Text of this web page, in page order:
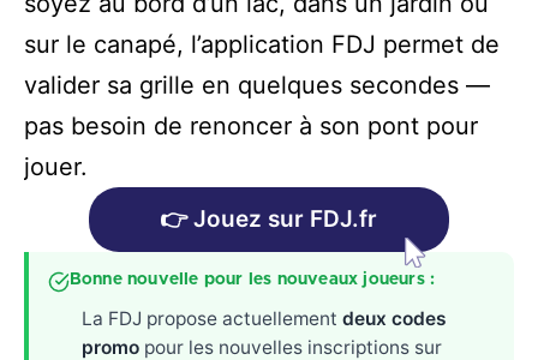
sur le canapé, l’application FDJ permet de
valider sa grille en quelques secondes —
pas besoin de renoncer à son pont pour
jouer.
👉 Jouez sur FDJ.fr
Bonne nouvelle pour les nouveaux joueurs :
La FDJ propose actuellement deux codes
promopour les nouvelles inscriptions sur